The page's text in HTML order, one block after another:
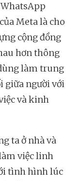
Meta là cho
cộng đồng
hơn thông
làm trung
giữa người với
và kinh
ta ở nhà và
việc linh
tình hình lúc